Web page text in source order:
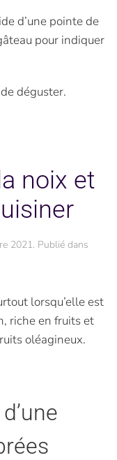
d’une pointe de
pour indiquer
déguster.
noix et
2021. Publié dans
lorsqu’elle est
riche en fruits et
oléagineux.